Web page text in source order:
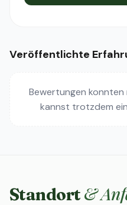
Veröffentlichte
Bewertungen
kannst trotzdem
Standort &